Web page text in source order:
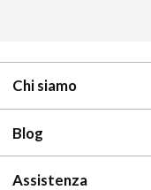
Chi siamo
Blog
Assistenza